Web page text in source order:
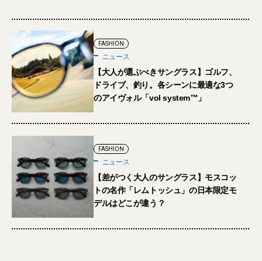
FASHION
ニュース
【大人が選ぶべきサングラス】ゴルフ、
ドライブ、釣り。各シーンに最適な3つ
のアイヴォル「vol system™」
FASHION
ニュース
【差がつく大人のサングラス】モスコッ
トの名作「レムトッシュ」の日本限定モ
デルはどこが違う？